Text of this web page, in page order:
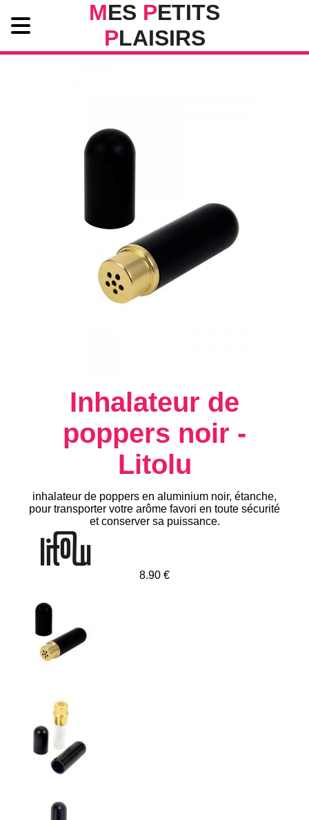
MES PETITS
PLAISIRS
Inhalateur de
poppers noir -
Litolu
inhalateur de poppers en aluminium noir, étanche,
pour transporter votre arôme favori en toute sécurité
et conserver sa puissance.
8.90 €